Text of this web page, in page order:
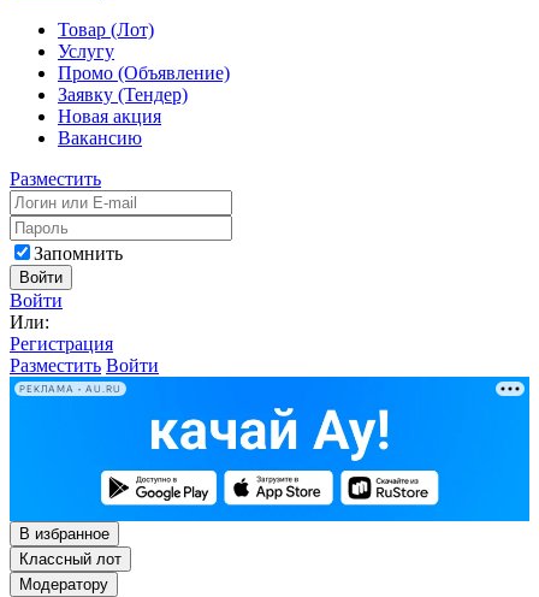
Товар (Лот)
Услугу
Промо (Объявление)
Заявку (Тендер)
Новая акция
Вакансию
Разместить
Запомнить
Войти
Войти
Или:
Регистрация
Разместить Войти
РЕКЛАМА • AU.RU
В избранное
Классный лот
Модератору